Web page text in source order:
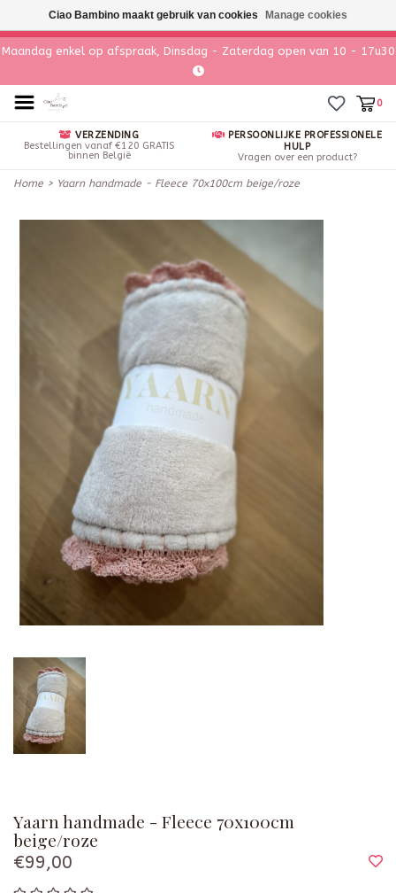
Maandag enkel op afspraak, Dinsdag - Zaterdag open van 10 - 17u30
0
VERZENDING
Bestellingen vanaf €120 GRATIS
binnen België
PERSOONLIJKE PROFESSIONELE
HULP
Vragen over een product?
Home > Yaarn handmade - Fleece 70x100cm beige/roze
Yaarn handmade - Fleece 70x100cm
beige/roze
€99,00
Ciao Bambino maakt gebruik van cookies Manage cookies